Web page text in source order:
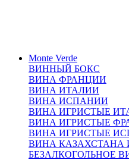
Monte Verde
ВИННЫЙ БОКС
ВИНА ФРАНЦИИ
ВИНА ИТАЛИИ
ВИНА ИСПАНИИ
ВИНА ИГРИСТЫЕ
ВИНА ИГРИСТЫЕ
ВИНА ИГРИСТЫЕ
ВИНА КАЗАХСТАНА
БЕЗАЛКОГОЛЬНОЕ